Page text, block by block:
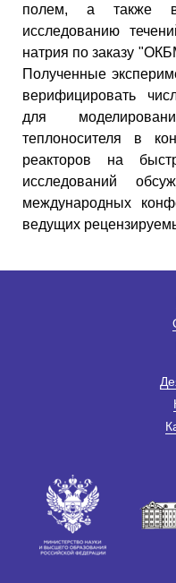
полем, а также
исследованию
натрия по заказу
Полученные
верифицировать
для
теплоносителя в
реакторов на
исследований
международных
ведущих